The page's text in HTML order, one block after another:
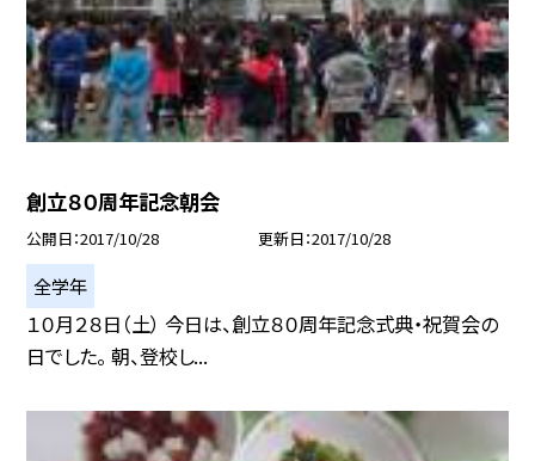
創立８０周年記念朝会
公開日 2017/10/28 更新日 2017/10/28
全学年
１０月２８日（土） 今日は、創立８０周年記念式典・祝賀会の
日でした。 朝、登校し...